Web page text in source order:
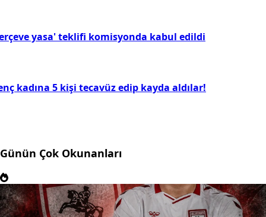
yasa' teklifi komisyonda kabul edildi
kadına 5 kişi tecavüz edip kayda aldılar!
Günün Çok Okunanları